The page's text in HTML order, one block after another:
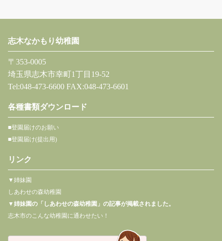
志木なかもり幼稚園
〒353-0005
埼玉県志木市幸町1丁目19-52
Tel:048-473-6600 FAX:048-473-6601
各種書類ダウンロード
■登園届けのお願い
■登園届け(提出用)
リンク
▼姉妹園
しあわせの森幼稚園
▼姉妹園の「しあわせの森幼稚園」の記事が掲載されました。
志木市のこんな幼稚園に通わせたい！